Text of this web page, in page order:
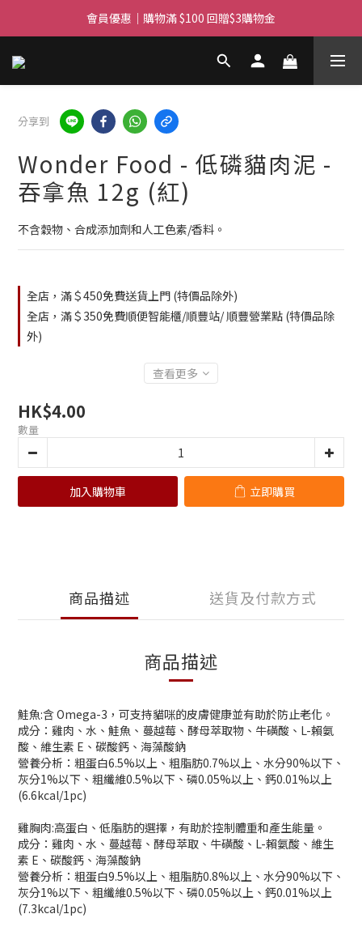
滿$450免費送貨上門 I 滿$350免運 順豐自取
會員優惠｜購物滿 $100 回贈$3購物金
滿$450免費送貨上門 I 滿$350免運 順豐自取
分享到
Wonder Food - 低磷貓肉泥 -
吞拿魚 12g (紅)
不含穀物、合成添加劑和人工色素/香料。
全店，滿＄450免費送貨上門 (特價品除外)
全店，滿＄350免費順便智能櫃/順豐站/ 順豐營業點 (特價品除
外)
查看更多
HK$4.00
數量
加入購物車 立即購買
商品描述 送貨及付款方式
商品描述
鮭魚:含 Omega-3，可支持貓咪的皮膚健康並有助於防止老化。
成分：雞肉、水、鮭魚、蔓越莓、酵母萃取物、牛磺酸、L-賴氨
酸、維生素 E、碳酸鈣、海藻酸鈉
營養分析：粗蛋白6.5%以上、粗脂肪0.7%以上、水分90%以下、
灰分1%以下、粗纖維0.5%以下、磷0.05%以上、鈣0.01%以上
(6.6kcal/1pc)
雞胸肉:高蛋白、低脂肪的選擇，有助於控制體重和產生能量。
成分：雞肉、水、蔓越莓、酵母萃取、牛磺酸、L-賴氨酸、維生
素 E、碳酸鈣、海藻酸鈉
營養分析：粗蛋白9.5%以上、粗脂肪0.8%以上、水分90%以下、
灰分1%以下、粗纖維0.5%以下、磷0.05%以上、鈣0.01%以上
(7.3kcal/1pc)